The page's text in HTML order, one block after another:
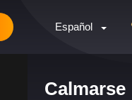
Español
Calmarse